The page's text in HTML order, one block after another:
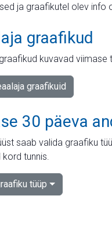
ja graafikutel olev info
graafikud
kuvavad viimase
graafikuid
30 päeva
saab valida graafiku
tunnis.
tüüp